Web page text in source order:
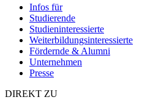
Infos für
Studierende
Studieninteressierte
Weiterbildungsinteressierte
Fördernde & Alumni
Unternehmen
Presse
DIREKT ZU